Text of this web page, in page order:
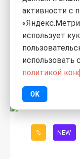
2 578,20
1 690 ₽
Пленка
70м2,
% NEW
активности с
использует
использовать
политикой
OK